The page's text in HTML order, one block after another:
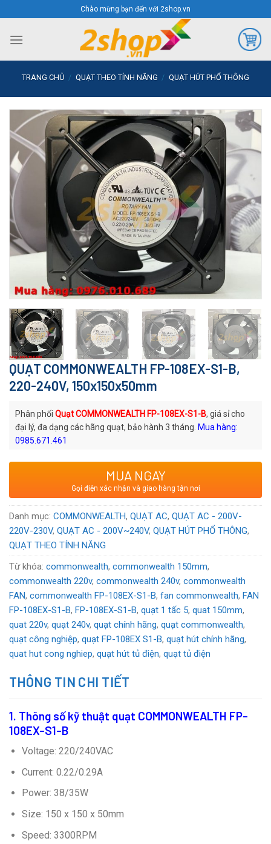
to
content
Chào mừng bạn đến với 2shop.vn
TRANG CHỦ / QUẠT THEO TÍNH NĂNG / QUẠT HÚT PHỔ THÔNG
QUẠT COMMONWEALTH FP-108EX-S1-B,
220-240V, 150x150x50mm
Phân phối Quạt COMMONWEALTH FP-108EX-S1-B, giá sỉ cho
đại lý, đa dạng các hãng quạt, bảo hành 3 tháng. Mua hàng:
0985.671.461
: Quạt AC COMMONWEALTH
: Thương hiệu Đài Loan
Voltage:220/240VAC
MUA NGAY
Gọi điện xác nhận và giao hàng tận nơi
Danh mục: COMMONWEALTH, QUẠT AC, QUẠT AC - 200V-
220V-230V, QUẠT AC - 200V~240V, QUẠT HÚT PHỔ THÔNG,
QUẠT THEO TÍNH NĂNG
Từ khóa: commonwealth, commonwealth 150mm,
commonwealth 220v, commonwealth 240v, commonwealth
FAN, commonwealth FP-108EX-S1-B, fan commonwealth, FAN
FP-108EX-S1-B, FP-108EX-S1-B, quạt 1 tấc 5, quat 150mm,
quat 220v, quạt 240v, quạt chính hãng, quạt commonwealth,
quạt công nghiệp, quạt FP-108EX S1-B, quạt hút chính hãng,
quat hut cong nghiep, quạt hút tủ điện, quạt tủ điện
THÔNG TIN CHI TIẾT
1. Thông số kỹ thuật quạt COMMONWEALTH FP-
108EX-S1-B
Voltage: 220/240VAC
Current: 0.22/0.29A
Power: 38/35W
Size: 150 x 150 x 50mm
Speed: 3300RPM